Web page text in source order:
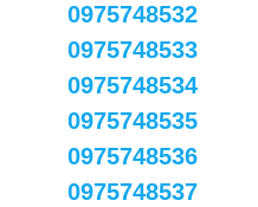
0975748532
0975748533
0975748534
0975748535
0975748536
0975748537